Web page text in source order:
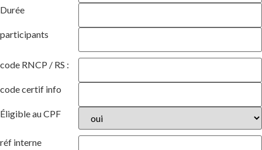
Durée
participants
code RNCP / RS :
code certif info
Éligible au CPF
réf interne